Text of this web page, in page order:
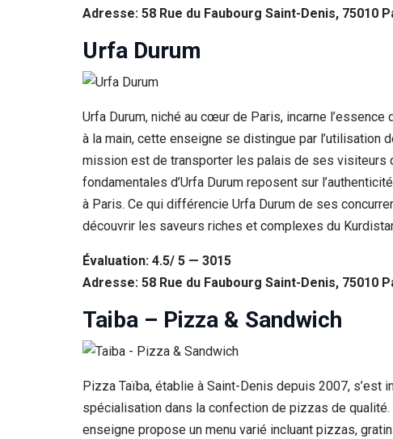
Adresse: 58 Rue du Faubourg Saint-Denis, 75010
Urfa Durum
Urfa Durum, niché au cœur de Paris, incarne
à la main, cette enseigne se distingue par
mission est de transporter les palais de ses visiteurs
fondamentales d’Urfa Durum reposent sur
à Paris. Ce qui différencie Urfa Durum de ses
découvrir les saveurs riches et complexes du
Évaluation: 4.5/ 5 — 3015
Adresse: 58 Rue du Faubourg Saint-Denis, 75010
Taiba – Pizza & Sandwich
Pizza Taïba, établie à Saint-Denis depuis 2007,
spécialisation dans la confection de pizzas de
enseigne propose un menu varié incluant pizzas,